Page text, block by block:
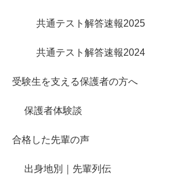
共通テスト解答速報2025
共通テスト解答速報2024
受験生を支える保護者の方へ
保護者体験談
合格した先輩の声
出身地別｜先輩列伝